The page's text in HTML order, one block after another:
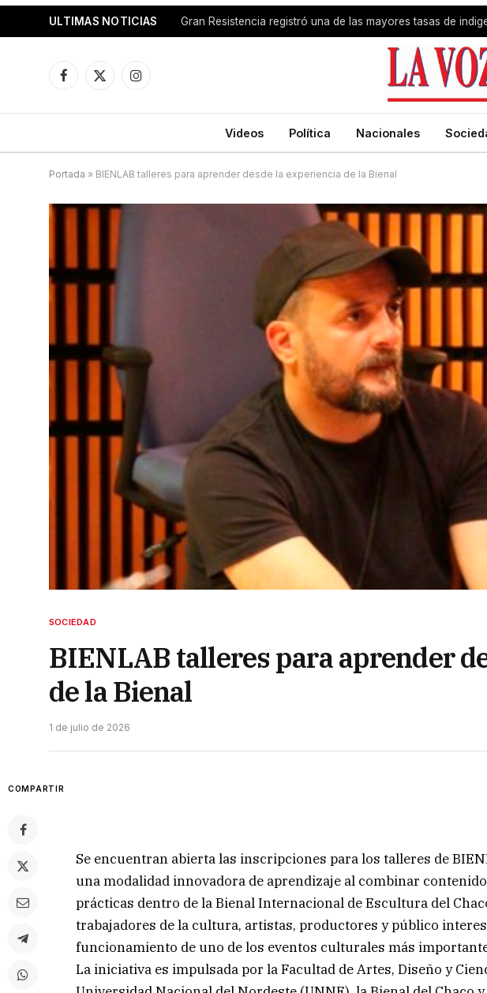
ULTIMAS NOTICIAS
Facebook
X
Instagram
Videos Política Nacionales
Portada » BIENLAB talleres para aprender desde la experiencia de la Bienal
SOCIEDAD
BIENLAB talleres para aprender
de la Bienal
1 de julio de 2026
COMPARTIR
Se encuentran abierta las inscripciones para los talleres de
una modalidad innovadora de aprendizaje al combinar
prácticas dentro de la Bienal Internacional de Escultura del
trabajadores de la cultura, artistas, productores y público
funcionamiento de uno de los eventos culturales más
La iniciativa es impulsada por la Facultad de Artes, Diseño y